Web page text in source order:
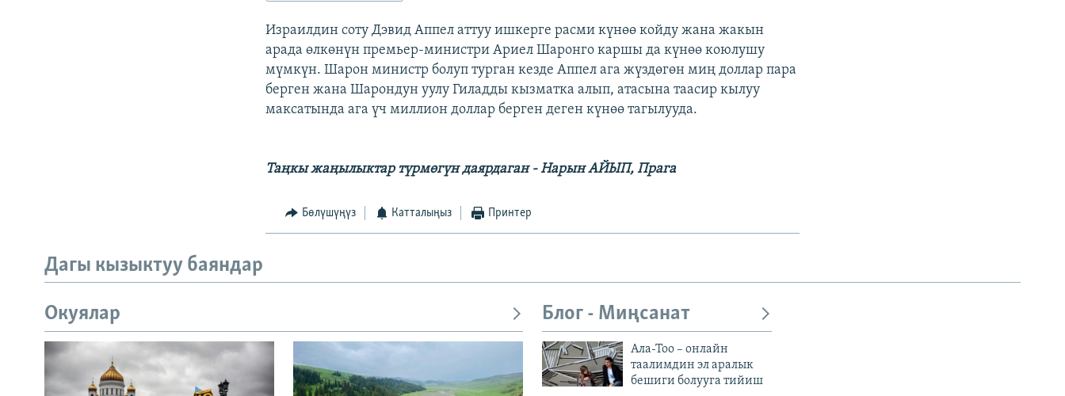
Израилдин соту Дэвид Аппел аттуу ишкерге расми күнөө койду жана жакын
арада өлкөнүн премьер-министри Ариел Шаронго каршы да күнөө коюлушу
мүмкүн. Шарон министр болуп турган кезде Аппел ага жүздөгөн миң доллар пара
берген жана Шарондун уулу Гиладды кызматка алып, атасына таасир кылуу
максатында ага үч миллион доллар берген деген күнөө тагылууда.
Таңкы жаңылыктар түрмөгүн даярдаган - Нарын АЙЫП, Прага
Бөлүшүңүз Катталыңыз Принтер
Дагы кызыктуу баяндар
Окуялар Блог - Миңсанат
Ала-Тоо – онлайн
таалимдин эл аралык
бешиги болууга тийиш